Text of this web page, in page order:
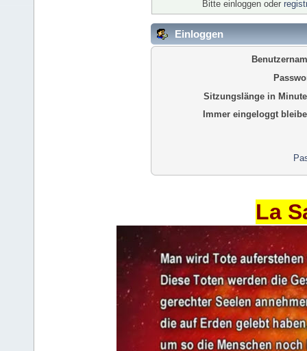
Bitte einloggen oder
Einloggen
Sitzungslänge in
Immer eingeloggt
La